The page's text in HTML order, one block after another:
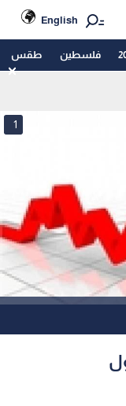
English
فلسطين طقس
1